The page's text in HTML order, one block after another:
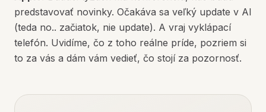
predstavovať novinky. Očakáva sa veľký update v AI
(teda no.. začiatok, nie update). A vraj vyklápací
telefón. Uvidíme, čo z toho reálne príde, pozriem si
to za vás a dám vám vedieť, čo stojí za pozornosť.